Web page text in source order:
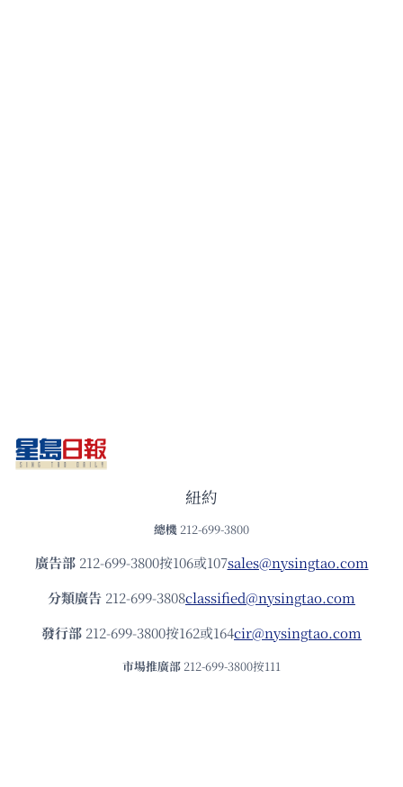
紐約
總機 212-699-3800
廣告部212-699-3800按106或107sales@nysingtao.com
分類廣告 212-699-3808classified@nysingtao.com
發⾏部 212-699-3800按162或164cir@nysingtao.com
市場推廣部 212-699-3800按111